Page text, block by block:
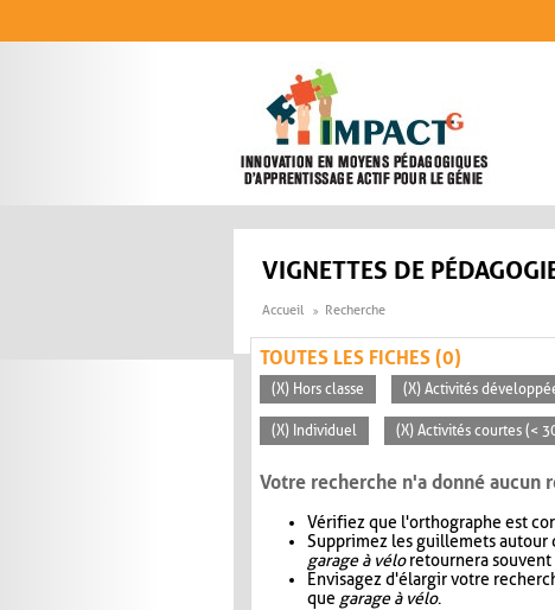
VIGNETTES DE
Accueil Recherche
TOUTES LES FICHES (0)
(X) Hors classe (X) Activités
(X) Individuel (X) Activités courtes (<
Votre recherche n'a donné aucun
Vérifiez que l'orthographe est
Supprimez les guillemets autour
garage à véloretournera souvent
Envisagez d'élargir votre
que garage à vélo.